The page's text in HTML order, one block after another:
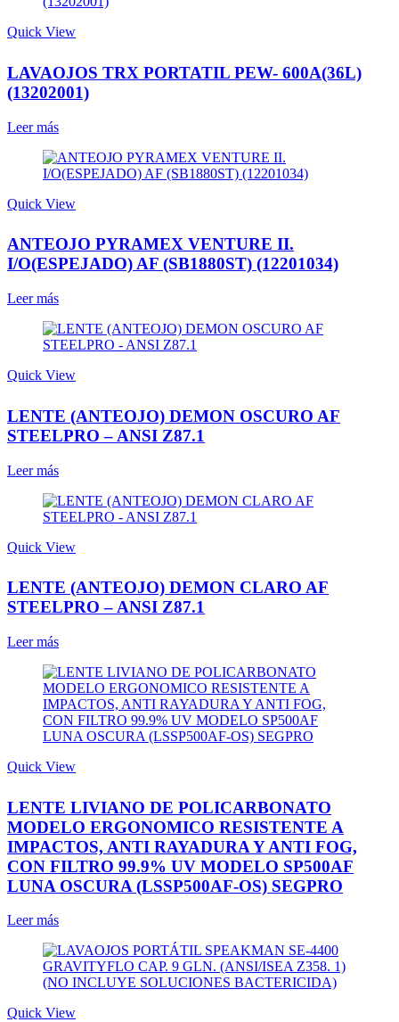
Quick View
LAVAOJOS TRX PORTATIL PEW- 600A(36L)
(13202001)
Leer más
Quick View
ANTEOJO PYRAMEX VENTURE II.
I/O(ESPEJADO) AF (SB1880ST) (12201034)
Leer más
Quick View
LENTE (ANTEOJO) DEMON OSCURO AF
STEELPRO – ANSI Z87.1
Leer más
Quick View
LENTE (ANTEOJO) DEMON CLARO AF
STEELPRO – ANSI Z87.1
Leer más
Quick View
LENTE LIVIANO DE POLICARBONATO
MODELO ERGONOMICO RESISTENTE A
IMPACTOS, ANTI RAYADURA Y ANTI FOG,
CON FILTRO 99.9% UV MODELO SP500AF
LUNA OSCURA (LSSP500AF-OS) SEGPRO
Leer más
Quick View